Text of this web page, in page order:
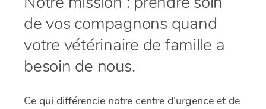
de vos compagnons quand
votre vétérinaire de famille a
besoin de nous.
Ce qui différencie notre centre d’urgence et de